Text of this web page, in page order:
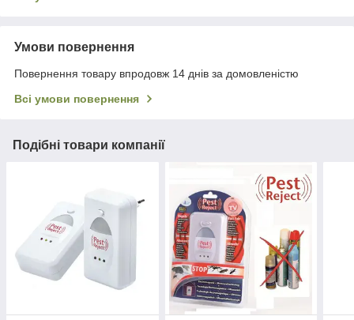
Умови повернення
Повернення товару впродовж 14 днів за домовленістю
Всі умови повернення
Подібні товари компанії